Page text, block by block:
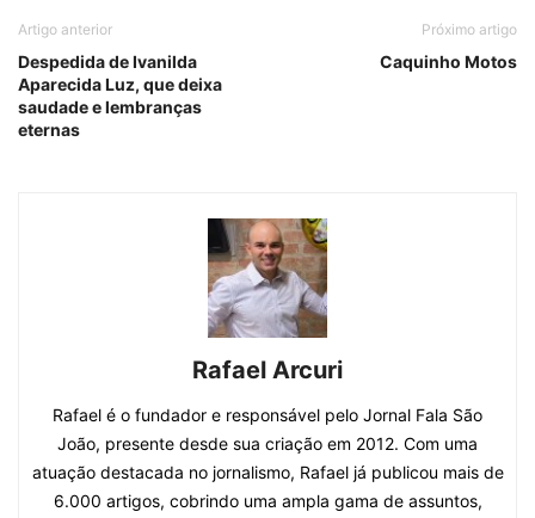
Artigo anterior
Despedida de Ivanilda
Aparecida Luz, que deixa
saudade e lembranças
eternas
Próximo artigo
Caquinho Motos
Rafael Arcuri
Rafael é o fundador e responsável pelo Jornal Fala São
João, presente desde sua criação em 2012. Com uma
atuação destacada no jornalismo, Rafael já publicou mais de
6.000 artigos, cobrindo uma ampla gama de assuntos,